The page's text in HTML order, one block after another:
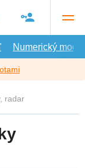
Numerický model
radar